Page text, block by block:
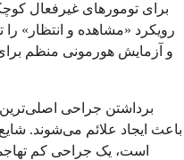
رویکرد «مشاهده و انتظار»
و آزمایش هورمونی منظم
برداشتن جراحی
باعث ایجاد علائم می‌شوند.
است، یک جراحی کم